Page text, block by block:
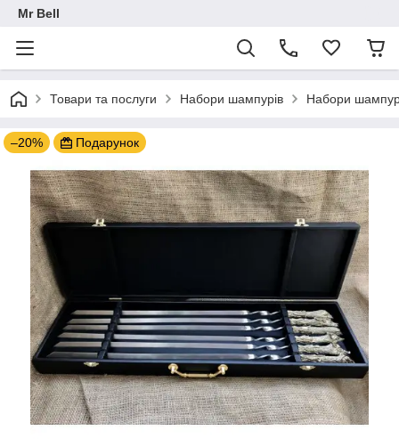
Mr Bell
Товари та послуги Набори шампурів Набори
–20% Подарунок